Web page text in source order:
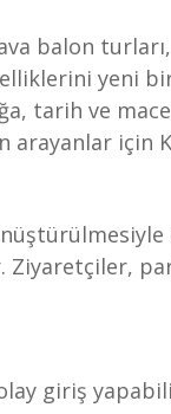
balon
yeni
tarih ve
için
Ziyaretçiler,
giriş